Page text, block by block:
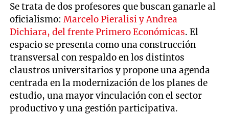
Se trata de dos profesores que buscan ganarle al
oficialismo:Marcelo Pieralisi y Andrea
Dichiara, del frente Primero Económicas. El
espacio se presenta como una construcción
transversal con respaldo en los distintos
claustros universitarios y propone una agenda
centrada en la modernización de los planes de
estudio, una mayor vinculación con el sector
productivo y una gestión participativa.